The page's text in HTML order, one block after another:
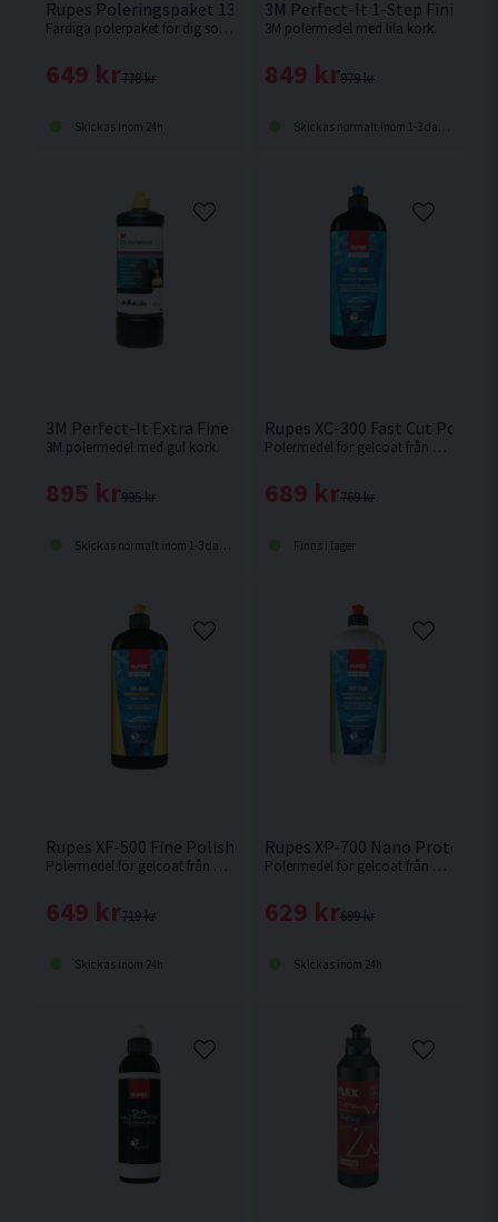
Rupes Poleringspaket 130mm
Färdiga polerpaket för dig som har en oscillerande polermaskin med 130mm stödrondell.
778 kr
649 kr
Skickas inom 24h
3M Perfect-It 1-Step
3M polermedel med lila kork.
979 kr
849 kr
Skickas normalt inom 1-3 dagar
3M Perfect-It Extra Fine Compound Polermedel 1kg
3M polermedel med gul kork.
995 kr
895 kr
Skickas normalt inom 1-3 dagar
Rupes XC-300 Fast Cut
Polermedel för gelcoat från Rupes. Kraftfullt medel som tar bort defekter motsvarande P1200 sliprepor. Nyhet 2025
769 kr
689 kr
Finns i lager
Rupes XF-500 Fine Polish Polermedel f. Gelcoat 1L
Polermedel för gelcoat från Rupes. Fint polermedel för superglans på gelcoat och lack. Nyhet 2025.
719 kr
649 kr
Skickas inom 24h
Rupes XP-700 Nano
Polermedel för gelcoat från Rupes. Skyddar och glänser i upp till 6 månader. Nyhet 2025.
699 kr
629 kr
Skickas inom 24h